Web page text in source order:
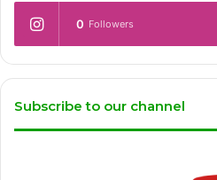
0 Followers
Subscribe to our channel